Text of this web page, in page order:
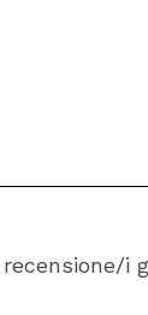
recensione/i